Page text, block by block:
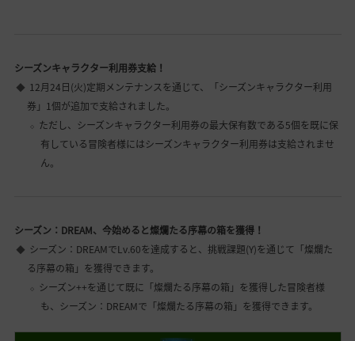
シーズンキャラクター利用券支給！
12月24日(火)定期メンテナンスを通じて、「シーズンキャラクター利用
券」1個が追加で支給されました。
ただし、シーズンキャラクター利用券の最大保有数である5個を既に保
有している冒険者様にはシーズンキャラクター利用券は支給されませ
ん。
シーズン：DREAM、今始めると燦爛たる序幕の箱を獲得！
シーズン：DREAMでLv.60を達成すると、挑戦課題(Y)を通じて「燦爛た
る序幕の箱」を獲得できます。
シーズン++を通じて既に「燦爛たる序幕の箱」を獲得した冒険者様
も、シーズン：DREAMで「燦爛たる序幕の箱」を獲得できます。